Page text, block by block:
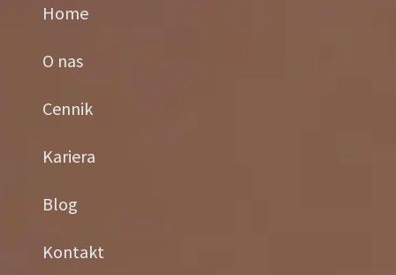
Home
O nas
Cennik
Kariera
Blog
Kontakt